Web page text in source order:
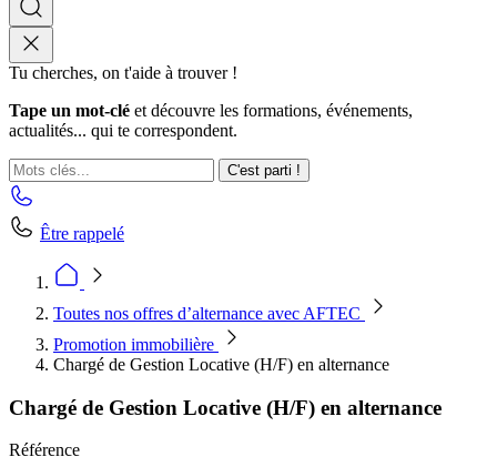
Tu cherches, on t'aide à trouver !
Tape un mot-clé et découvre les formations, événements,
actualités... qui te correspondent.
C'est parti !
Être rappelé
Toutes nos offres d’alternance avec AFTEC
Promotion immobilière
Chargé de Gestion Locative (H/F) en alternance
Chargé de Gestion Locative (H/F) en alternance
Référence